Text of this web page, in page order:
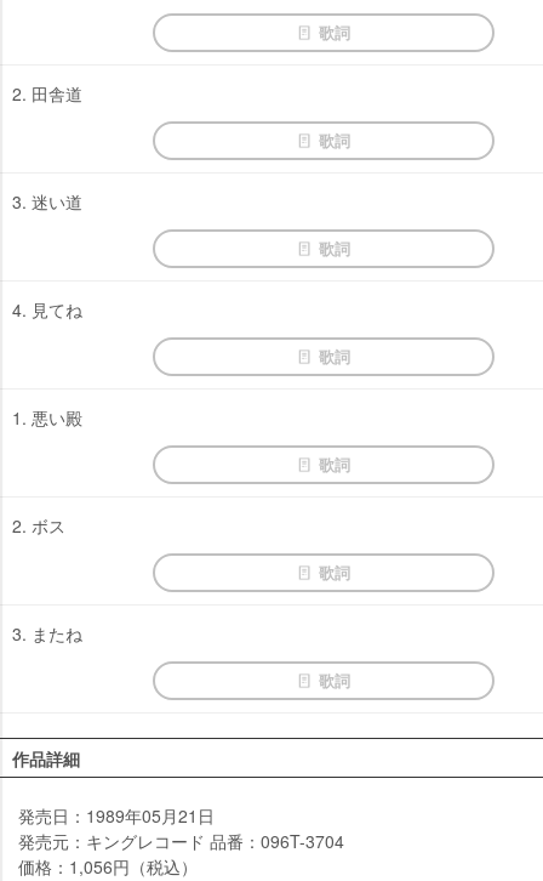
歌詞
2. 田舎道
歌詞
3. 迷い道
歌詞
4. 見てね
歌詞
1. 悪い殿
歌詞
2. ボス
歌詞
3. またね
歌詞
作品詳細
発売日：1989年05月21日
発売元：キングレコード 品番：096T-3704
価格：1,056円（税込）